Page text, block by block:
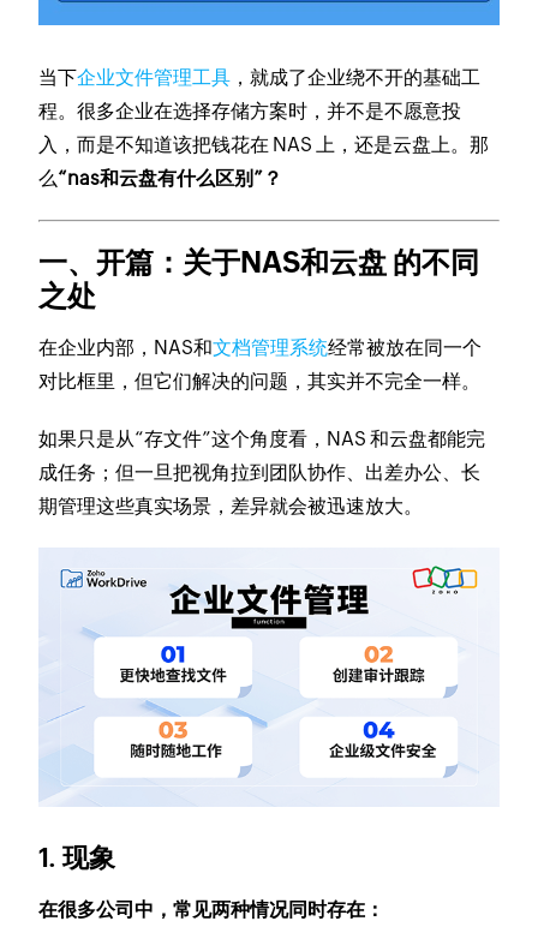
当下企业文件管理工具 ，就成了企业绕不开的基础工
程。很多企业在选择存储方案时，并不是不愿意投
入，而是不知道该把钱花在 NAS 上，还是云盘上。那
么“nas和云盘有什么区别”？
一、开篇：关于NAS和云盘 的不同
之处
在企业内部，NAS和文档管理系统经常被放在同一个
对比框里，但它们解决的问题，其实并不完全一样。
如果只是从“存文件”这个角度看，NAS 和云盘都能完
成任务；但一旦把视角拉到团队协作、出差办公、长
期管理这些真实场景，差异就会被迅速放大。
1. 现象
在很多公司中，常见两种情况同时存在：